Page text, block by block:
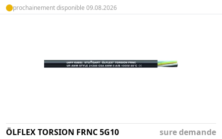
prochainement disponible 09.08.2026
ÖLFLEX TORSION FRNC 5G10 sure demande